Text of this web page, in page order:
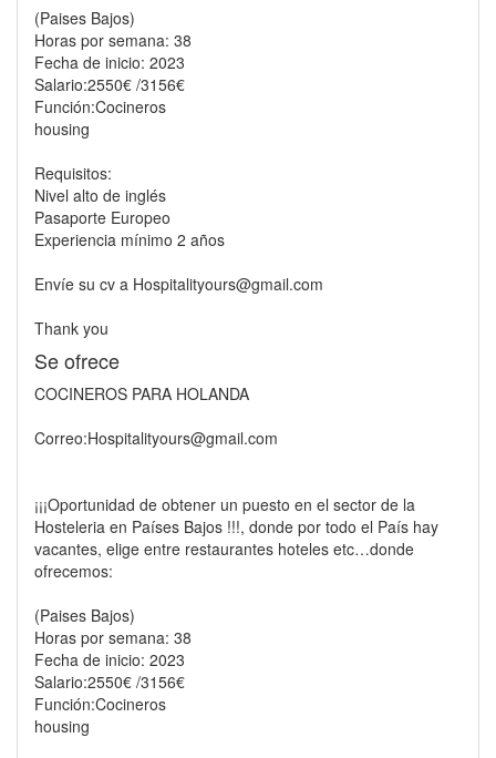
(Paises Bajos)
Horas por semana: 38
Fecha de inicio: 2023
Salario:2550€ /3156€
Función:Cocineros
housing
Requisitos:
Nivel alto de inglés
Pasaporte Europeo
Experiencia mínimo 2 años
Envíe su cv a Hospitalityours@gmail.com
Thank you
Se ofrece
COCINEROS PARA HOLANDA
Correo:Hospitalityours@gmail.com
¡¡¡Oportunidad de obtener un puesto en el sector de la
Hosteleria en Países Bajos !!!, donde por todo el País hay
vacantes, elige entre restaurantes hoteles etc…donde
ofrecemos:
(Paises Bajos)
Horas por semana: 38
Fecha de inicio: 2023
Salario:2550€ /3156€
Función:Cocineros
housing